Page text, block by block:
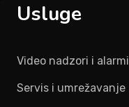
Usluge
Video nadzori i alarmi
Servis i umrežavanje